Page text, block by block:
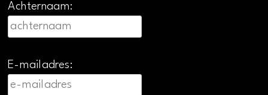
Achternaam:
E-mailadres: